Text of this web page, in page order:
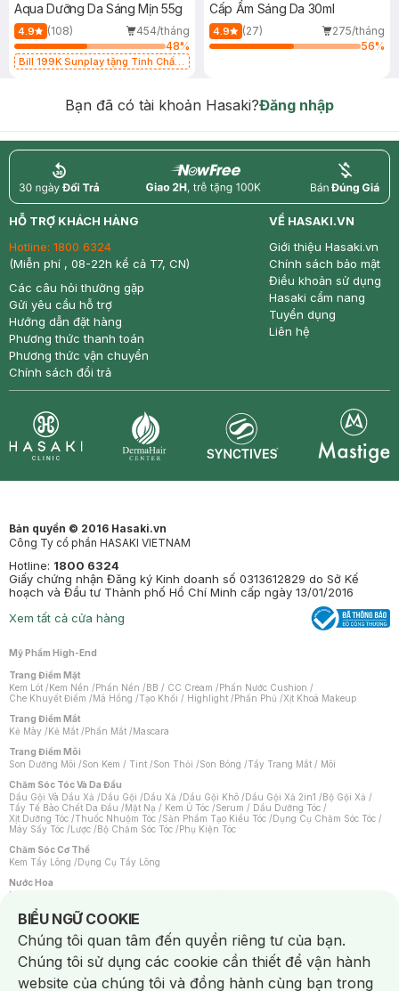
Aqua Dưỡng Da Sáng Mịn 55g
4.9 (108)
454/tháng
48%
Bill 199K Sunplay tặng Tinh Chất
Cấp Ẩm Sáng Da 30ml
4.9 (27)
275/tháng
56%
Bạn đã có tài khoản Hasaki?Đăng nhập
return nowfree price
HỖ TRỢ KHÁCH HÀNG
Hotline: 1800 6324
(Miễn phí , 08-22h kể cả T7, CN)
Các câu hỏi thường gặp
Gửi yêu cầu hỗ trợ
Hướng dẫn đặt hàng
Phương thức thanh toán
Phương thức vận chuyển
Chính sách đổi trả
VỀ HASAKI.VN
Giới thiệu Hasaki.vn
Chính sách bảo mật
Điều khoản sử dụng
Hasaki cẩm nang
Tuyển dụng
Liên hệ
Bản quyền © 2016 Hasaki.vn
Công Ty cổ phần HASAKI VIETNAM
Hotline: 1800 6324
Giấy chứng nhận Đăng ký Kinh doanh số 0313612829 do Sở Kế
hoạch và Đầu tư Thành phố Hồ Chí Minh cấp ngày 13/01/2016
Xem tất cả cửa hàng
Mỹ Phẩm High-End
Trang Điểm Mặt
Kem Lót /Kem Nền /Phấn Nền /BB / CC Cream /Phấn Nước Cushion /
Che Khuyết Điểm /Má Hồng /Tạo Khối / Highlight /Phấn Phủ /Xịt Khoá Makeup
Trang Điểm Mắt
Kẻ Mày /Kẻ Mắt /Phấn Mắt /Mascara
Trang Điểm Môi
Son Dưỡng Môi /Son Kem / Tint /Son Thỏi /Son Bóng /Tẩy Trang Mắt / Môi
Chăm Sóc Tóc Và Da Đầu
Dầu Gội Và Dầu Xả /Dầu Gội /Dầu Xả /Dầu Gội Khô /Dầu Gội Xả 2in1 /Bộ Gội Xả /
Tẩy Tế Bào Chết Da Đầu /Mặt Nạ / Kem Ủ Tóc /Serum / Dầu Dưỡng Tóc /
Xịt Dưỡng Tóc /Thuốc Nhuộm Tóc /Sản Phẩm Tạo Kiểu Tóc /Dụng Cụ Chăm Sóc Tóc /
Máy Sấy Tóc /Lược /Bộ Chăm Sóc Tóc /Phụ Kiện Tóc
Chăm Sóc Cơ Thể
Kem Tẩy Lông /Dụng Cụ Tẩy Lông
Nước Hoa
Nước Hoa Nữ
Chăm Sóc Cá Nhân
Chống Muỗi /Khẩu Trang /Máy Massage/Mặt Nạ Xông Hơi /Nước Rửa Tay/
Sản Phẩm Chăm Sóc Khác /Bàn Chải Đánh Răng /Bàn Chải Điện/
Hỗ Trợ Trắng Răng/Kem Đánh Răng /Máy Tăm Nước/ Nước Súc Miệng/
Tăm / Chỉ Nha Khoa/ Xịt Thơm Miệng / Dung Dịch Vệ Sinh/Dưỡng Vùng Kín/
Khăn Ướt Vệ Sinh Vùng Kín/Băng Vệ Sinh/Tampon/Bọt Cạo Râu /Dao Cạo Râu/
BIỂU NGỮ COOKIE
Notice about cookies usage
Chúng tôi quan tâm đến quyền riêng tư của bạn.
Chúng tôi sử dụng các cookie cần thiết để vận hành
website của chúng tôi và đồng hành cùng bạn trong